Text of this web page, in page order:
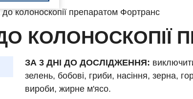
до колоноскопії препаратом Фортранс
КОЛОНОСКОПІЇ
ЗА 3 ДНІ ДО ДОСЛІДЖЕННЯ:
зелень, бобові, гриби, насіння, зерна,
вироби, жирне м'ясо.